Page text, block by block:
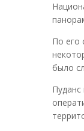
По его
было